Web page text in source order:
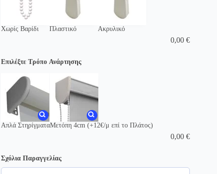
Χωρίς Βαρίδι Πλαστικό Ακρυλικό
0,00€
Επιλέξτε Τρόπο Ανάρτησης
Απλά ΣτηρίγματαΜετόπη 4cm (+12€/μ επί το Πλάτος)
0,00€
Σχόλια Παραγγελίας